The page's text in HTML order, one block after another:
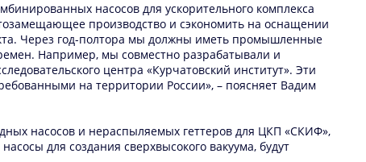
насосов для ускорительного комплекса
производство и сэкономить на оснащении
Через год-полтора мы должны иметь промышленные
Например, мы совместно разрабатывали и
центра «Курчатовский институт». Эти
на территории России», – поясняет Вадим
насосов и нераспыляемых геттеров для ЦКП «СКИФ»,
для создания сверхвысокого вакуума, будут